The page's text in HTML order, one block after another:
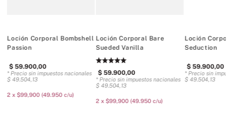
Loción Corporal Bombshell
Passion
$ 59.900 ,00
* Precio sin impuestos nacionales
Loción Corporal Bare
Sueded Vanilla
$ 59.900,00
* Precio sin impuestos nacionales
$ 49.504,13
2 x $99,900 (49.950 c/u)
Loción
Seduction
$ 59.900 ,00
* Precio sin